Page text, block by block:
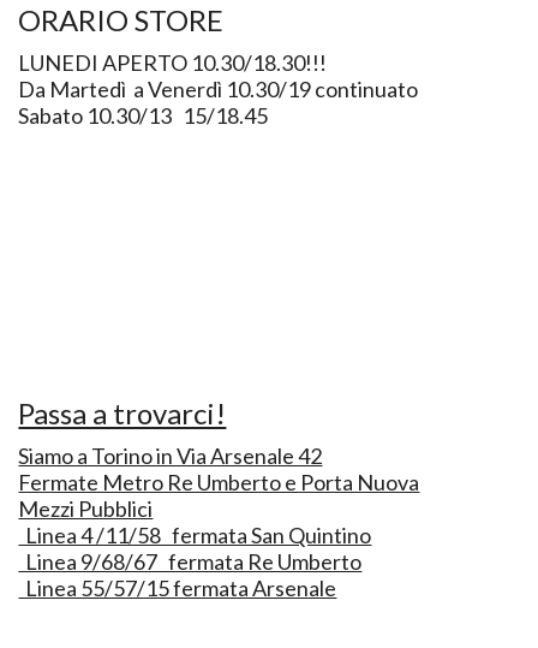
ORARIO STORE
LUNEDI APERTO 10.30/18.30!!!
Da Martedì a Venerdì 10.30/19 continuato
Sabato 10.30/13 15/18.45
Passa a trovarci!
Siamo a Torino in Via Arsenale 42
Fermate Metro Re Umberto e Porta Nuova
Mezzi Pubblici
Linea 4 /11/58 fermata San Quintino
Linea 9/68/67 fermata Re Umberto
Linea 55/57/15 fermata Arsenale